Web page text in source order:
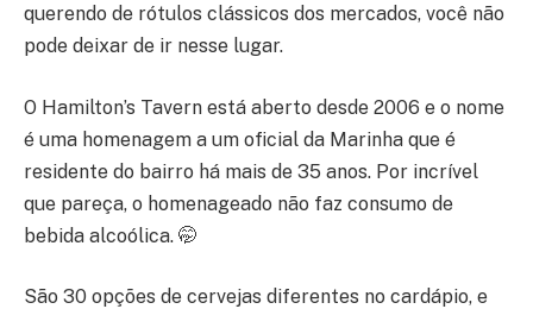
querendo de rótulos clássicos dos mercados, você não
pode deixar de ir nesse lugar.
O Hamilton’s Tavern está aberto desde 2006 e o nome
é uma homenagem a um oficial da Marinha que é
residente do bairro há mais de 35 anos. Por incrível
que pareça, o homenageado não faz consumo de
bebida alcoólica. 🤭
São 30 opções de cervejas diferentes no cardápio, e